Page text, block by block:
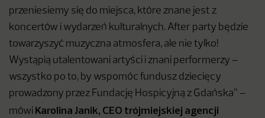
przeniesiemy się do miejsca, które znane jest z
koncertów i wydarzeń kulturalnych. After party będzie
towarzyszyć muzyczna atmosfera, ale nie tylko!
Wystąpią utalentowani artyści i znani performerzy –
wszystko po to, by wspomóc fundusz dziecięcy
prowadzony przez Fundację Hospicyjną z Gdańska” –
mówi Karolina Janik, CEO trójmiejskiej agencji